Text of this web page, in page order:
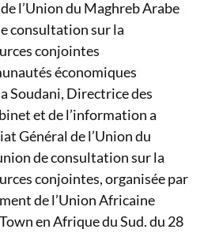
l’Union du Maghreb Arabe
consultation sur la
conjointes
économiques
Soudani, Directrice des
et de l’information a
Général de l’Union du
de consultation sur la
conjointes, organisée par
de l’Union Africaine
en Afrique du Sud. du 28